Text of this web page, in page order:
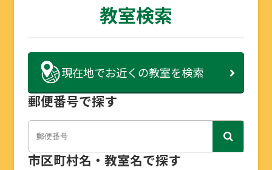
教室検索
現在地でお近くの教室を検索
郵便番号で探す
市区町村名・教室名で探す